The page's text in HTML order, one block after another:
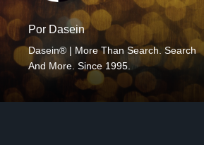
Por Dasein
Dasein® | More Than Search. Search
And More. Since 1995.